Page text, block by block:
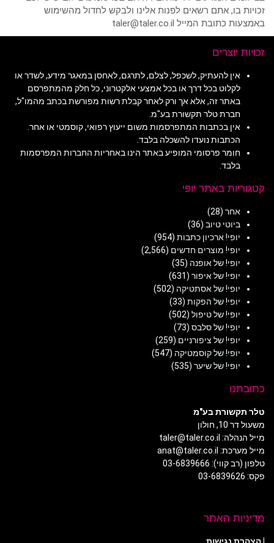
זכויות בו, אתם רשאים לפנות אלינו ולבקש לחדול מהשימוש
באמצעות כתובת המייל taler@taler.co.il
זכויות יוצרים
אין להעתיק, לשכפל, לצלם, לתרגם, לאחסן במאגר מידע, לשדר או
לקלוט בכל דרך או בכל אמצעי אלקטרוני, כל חלק מהמתפרסם
באתר זה, אלא אך ורק לאחר קבלת רשות מפורשת בכתב מהמו"ל,
חברת טלר תקשורת בע"מ.
אין בכתבות המתפרסמות משום ייעוץ רפואי, קוסמטי או אחר.
הכתבות נועדו להשכלה בלבד.
חומר פרסומי המופיע באתר הינו באחריות החברות המפרסמות
בלבד.
קטגוריות באתר יופי
אחר (28)
ביוטי טיוב (36)
יופי! ארכיון כתבות (954)
יופי! מוצרים חדשים (2,566)
יופי! של אופנה (35)
יופי! של איפור (631)
יופי! של אסתטיקה (502)
יופי! של הפקות (33)
יופי! של טיפול (502)
יופי! של סלבס (73)
יופי! של ציפורניים (259)
יופי! של קוסמטיקה (547)
יופי! של שיער (535)
כתובתנו
טלר תקשורת בע"מ
משעול דר 10, חולון
מייל הנהלה: taler@taler.co.il
מייל מערכת: anat@taler.co.il
טלפון (רב קווי): 03-6839666
פקס: 03-6839626
מדיניות האתר